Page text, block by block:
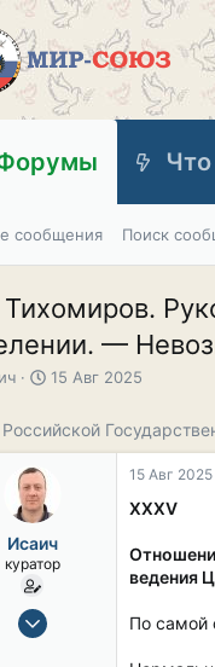
Что
сообщения Поиск
—
Д
а
л
а
15 Авг 2025
Исаич
куратор
15 Сен 2019
15 Авг 2025
XXXV
ведения
По самой